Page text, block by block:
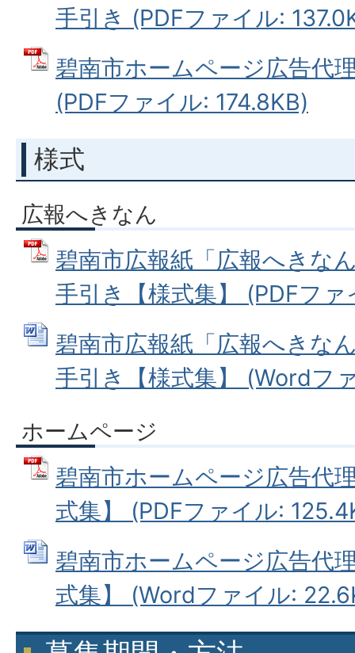
手引き (PDFファイル:
碧南市ホームページ広告代
(PDFファイル: 174.8KB)
様式
広報へきなん
碧南市広報紙「広報へきな
手引き【様式集】 (PDFフ
碧南市広報紙「広報へきな
手引き【様式集】 (Wordフ
ホームページ
碧南市ホームページ広告代
式集】 (PDFファイル:
碧南市ホームページ広告代
式集】 (Wordファイル: